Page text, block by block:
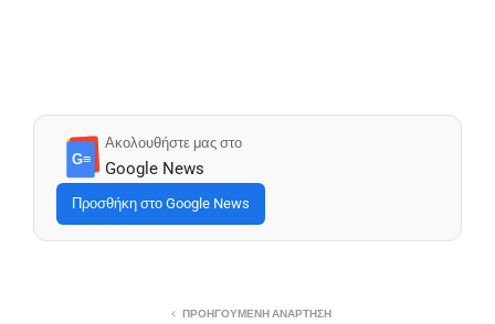
G≡
Ακολουθήστε μας στο
Google News
Προσθήκη στο Google News
ΠΡΟΗΓΟΎΜΕΝΗ ΑΝΆΡΤΗΣΗ